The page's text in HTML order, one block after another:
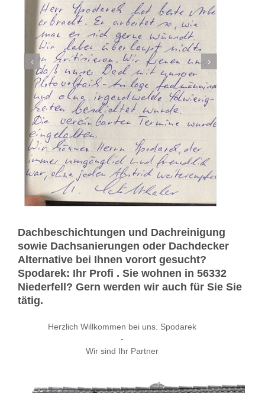
Dachbeschichtungen und Dachreinigung
sowie Dachsanierungen oder Dachdecker
Alternative bei Ihnen vorort gesucht?
Spodarek: Ihr Profi . Sie wohnen in 56332
Niederfell? Gern werden wir auch für Sie Sie
tätig.
Herzlich Willkommen bei uns. Spodarek
-
Wir sind Ihr Partner